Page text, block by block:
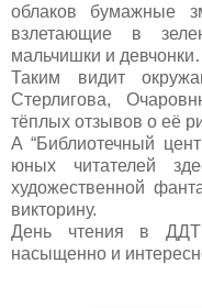
облаков бумажные
взлетающие в
мальчишки и
Таким видит
Стерлигова,
тёплых отзывов о её
А “Библиотечный
юных читателей
художественной
викторину.
День чтения в ДДТ
насыщенно и